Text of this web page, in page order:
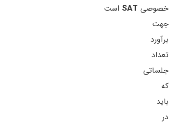
خصوصی SAT است
جهت
برآورد
تعداد
جلساتی
که
باید
در